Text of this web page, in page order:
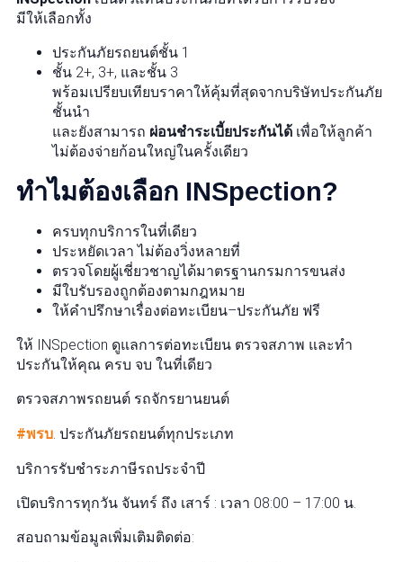
มีให้เลือกทั้ง
ประกันภัยรถยนต์ชั้น 1
ชั้น 2+, 3+, และชั้น 3
พร้อมเปรียบเทียบราคาให้คุ้มที่สุดจากบริษัทประกันภัย
ชั้นนำ
และยังสามารถ ผ่อนชำระเบี้ยประกันได้ เพื่อให้ลูกค้า
ไม่ต้องจ่ายก้อนใหญ่ในครั้งเดียว
ทำไมต้องเลือก INSpection?
ครบทุกบริการในที่เดียว
ประหยัดเวลา ไม่ต้องวิ่งหลายที่
ตรวจโดยผู้เชี่ยวชาญได้มาตรฐานกรมการขนส่ง
มีใบรับรองถูกต้องตามกฎหมาย
ให้คำปรึกษาเรื่องต่อทะเบียน–ประกันภัย ฟรี
ให้ INSpection ดูแลการต่อทะเบียน ตรวจสภาพ และทำ
ประกันให้คุณ ครบ จบ ในที่เดียว
ตรวจสภาพรถยนต์ รถจักรยานยนต์
#พรบ. ประกันภัยรถยนต์ทุกประเภท
บริการรับชำระภาษีรถประจำปี
เปิดบริการทุกวัน จันทร์ ถึง เสาร์ : เวลา 08:00 – 17:00 น.
สอบถามข้อมูลเพิ่มเติมติดต่อ: